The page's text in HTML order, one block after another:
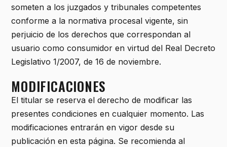
someten a los juzgados y tribunales competentes
conforme a la normativa procesal vigente, sin
perjuicio de los derechos que correspondan al
usuario como consumidor en virtud del Real Decreto
Legislativo 1/2007, de 16 de noviembre.
MODIFICACIONES
El titular se reserva el derecho de modificar las
presentes condiciones en cualquier momento. Las
modificaciones entrarán en vigor desde su
publicación en esta página. Se recomienda al